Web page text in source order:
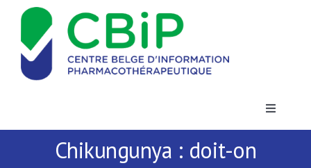
Passer
contenu
Toggle
ActualitésChikungunya : doit-on